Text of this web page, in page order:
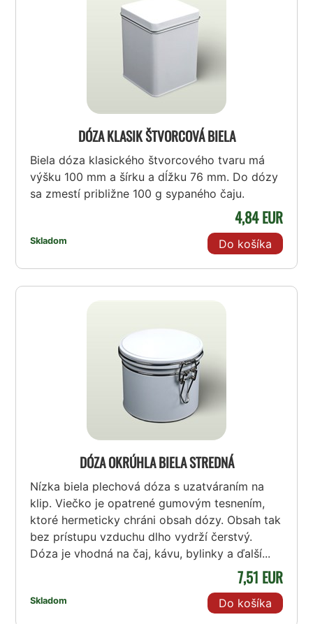
DÓZA KLASIK ŠTVORCOVÁ BIELA
Biela dóza klasického štvorcového tvaru má
výšku 100 mm a šírku a dĺžku 76 mm. Do dózy
sa zmestí približne 100 g sypaného čaju.
Skladom
4,84 EUR
Do košíka
DÓZA OKRÚHLA BIELA STREDNÁ
Nízka biela plechová dóza s uzatváraním na
klip. Viečko je opatrené gumovým tesnením,
ktoré hermeticky chráni obsah dózy. Obsah tak
bez prístupu vzduchu dlho vydrží čerstvý.
Dóza je vhodná na čaj, kávu, bylinky a ďalší...
Skladom
7,51 EUR
Do košíka